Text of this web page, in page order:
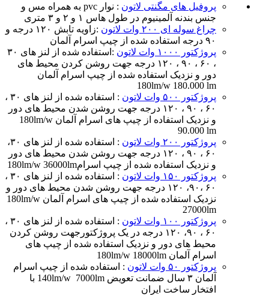
پروفیل های مگنتی لاتون
: نوار pvc به همراه مس و
جنس بندنه آلمینیوم در طول هاس ۱ و ۲ و ۳ متری
چراغ سوله ای ۲۰۰ وات لاتون
:زاویه تابش ۱۲۰ درجه و
۹۰ درجه استفاده شده از چیپ اسرام آلمان
پروژکتور ۱۰۰۰ وات لاتون
:استفاده شده از لنز های ۳۰
، ۶۰ ، ۹۰ ، ۱۲۰ درجه جهت روشن کردن محیط های
دور و نزدیک استفاده شده از چیپ اسرام آلمان
180lm/w 180.000 lm
پروژکتور ۵۰۰ وات لاتون
: استفاده شده از لنز های ۳۰ ،
۶۰ ، ۹۰ ، ۱۲۰ درجه جهت روشن شدن محیط های دور
و نزدیک استفاده از چیپ های اسرام آلمان 180lm/w
90.000 lm
پروژکتور ۲۰۰ وات لاتون
: استفاده شده از لنز های ۳۰،
۶۰ ، ۹۰ ، ۱۲۰ درجه جهت روشن شدن محیط های دور
و نزدیک استفاده شده از چیپ اسرام180lm/w 36000lm
پروژکتور ۱۵۰ وات لاتون
: استفاده شده از لنز های ۳۰ ،
۶۰ ،۹۰، ۱۲۰ درجه جهت روشن شدن محیط های دور و
نزدیک استفاده شده از چیپ های اسرام آلمان 180lm/w
27000lm
پروژکتور ۱۰۰ وات لاتون
: استفاده شده از لنز های ۳۰ ،
۶۰ ، ۹۰، ۱۲۰ درجه در یک پروژکتورجهت روشن کردن
محیط های دور و نزدیک استفاده شده از چیپ های
اسرام آلمان 180lm/w 18000lm
پروژکتور ۵۰ وات لاتون
: استفاده شده از چیپ اسرام
آلمان ۳ سال ضمانت تعویض 140lm/w 7000lm با
افتخار ساخت ایران